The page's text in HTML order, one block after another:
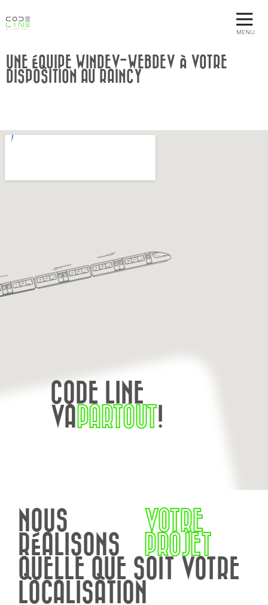
MENU
UNE ÉQUIPE WINDEV-WEBDEV À VOTRE
DISPOSITION AU RAINCY
CODE LINE
VAPARTOUT!
NOUS
RÉALISONS
VOTRE
PROJET
QUELLE QUE SOIT VOTRE
LOCALISATION